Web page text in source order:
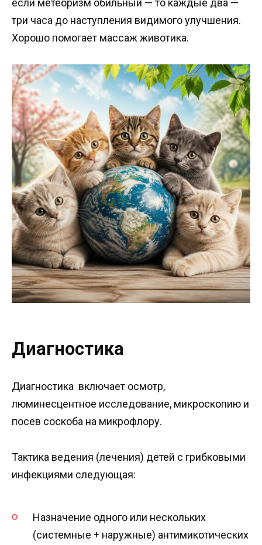
три часа до наступления видимого улучшения.
Хорошо помогает массаж животика.
Диагностика
Диагностика включает осмотр,
люминесцентное исследование, микроскопию и
посев соскоба на микрофлору.
Тактика ведения (лечения) детей с грибковыми
инфекциями следующая:
Назначение одного или нескольких
(системные + наружные) антимикотических